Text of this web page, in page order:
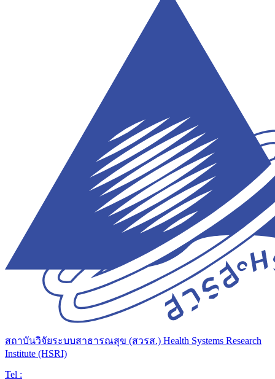
สถาบันวิจัยระบบสาธารณสุข (สวรส.) Health Systems Research
Institute (HSRI)
Tel :